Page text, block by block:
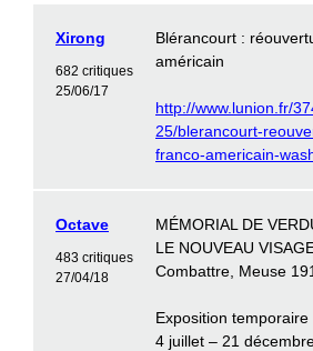
Xirong
682 critiques
25/06/17
Blérancourt :
américain
http://www.lunion.fr/
25/blerancourt-
franco-americain-
Octave
483 critiques
27/04/18
MÉMORIAL DE
LE NOUVEAU
Combattre, Meuse
Exposition temporaire
4 juillet – 21